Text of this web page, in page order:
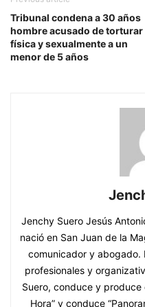
Tribunal condena a 30 años
hombre acusado de torturar
física y sexualmente a un
menor de 5 años
Jenchy Suero Jesús
nació en San Juan de la
comunicador y abogado.
profesionales y
Suero, conduce y produce
Hora” y conduce